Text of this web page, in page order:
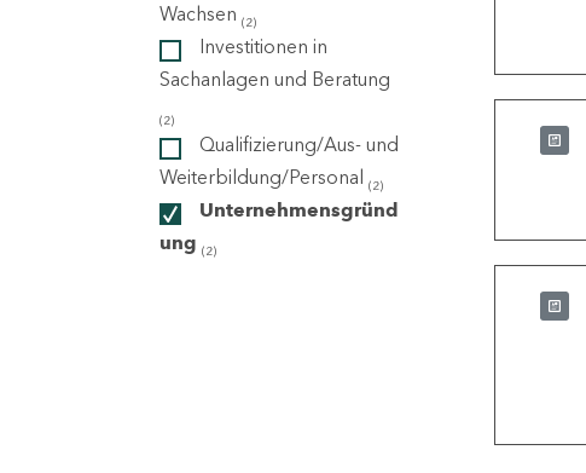
Wachsen (2)
Investitionen in
Sachanlagen und Beratung
(2)
Qualifizierung/Aus- und
Weiterbildung/Personal (2)
Unternehmensgründ
ung (2)